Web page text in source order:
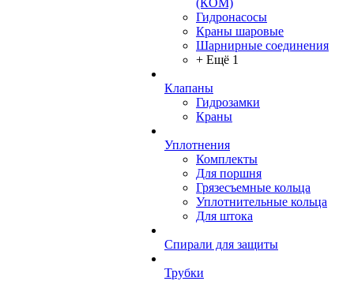
(КОМ)
Гидронасосы
Краны шаровые
Шарнирные соединения
+ Ещё 1
Клапаны
Гидрозамки
Краны
Уплотнения
Комплекты
Для поршня
Грязесъемные кольца
Уплотнительные кольца
Для штока
Спирали для защиты
Трубки